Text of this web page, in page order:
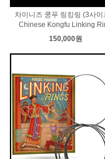
차이니즈 쿵푸 링킹링 (3사이
Chinese Kongfu Linking
150,000원